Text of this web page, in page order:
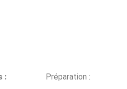
:
Préparation :